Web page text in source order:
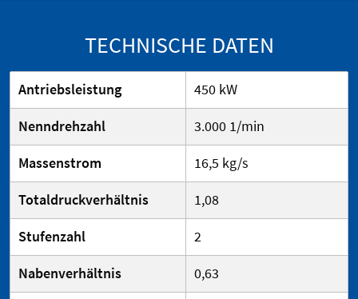
TECHNISCHE DATEN
Antriebsleistung
450 kW
Nenndrehzahl
3.000 1/min
Massenstrom
16,5 kg/s
Totaldruckverhältnis
1,08
Stufenzahl
2
Nabenverhältnis
0,63